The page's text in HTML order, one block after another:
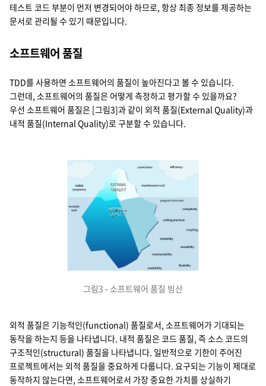
테스트 코드 부분이 먼저 변경되어야 하므로, 항상 최종 정보를 제공하는
문서로 관리될 수 있기 때문입니다.
소프트웨어 품질
TDD를 사용하면 소프트웨어의 품질이 높아진다고 볼 수 있습니다.
그런데, 소프트웨어의 품질은 어떻게 측정하고 평가할 수 있을까요?
우선 소프트웨어 품질은 [그림3]과 같이 외적 품질(External Quality)과
내적 품질(Internal Quality)로 구분할 수 있습니다.
그림3 - 소프트웨어 품질 빙산
외적 품질은 기능적인(functional) 품질로서, 소프트웨어가 기대되는
동작을 하는지 등을 나타냅니다. 내적 품질은 코드 품질, 즉 소스 코드의
구조적인(structural) 품질을 나타냅니다. 일반적으로 기한이 주어진
프로젝트에서는 외적 품질을 중요하게 다룹니다. 요구되는 기능이 제대로
동작하지 않는다면, 소프트웨어로서 가장 중요한 가치를 상실하기